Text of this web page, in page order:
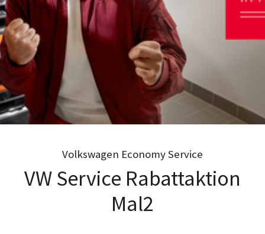
VW Service Rabattaktion
Mal2
Volkswagen Economy Service